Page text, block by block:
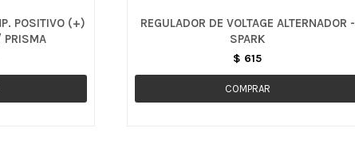
POSITIVO (+)
PRISMA
REGULADOR DE VOLTAGE ALTERNADOR -
SPARK
$ 615